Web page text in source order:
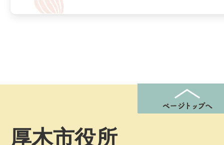
厚木市役所